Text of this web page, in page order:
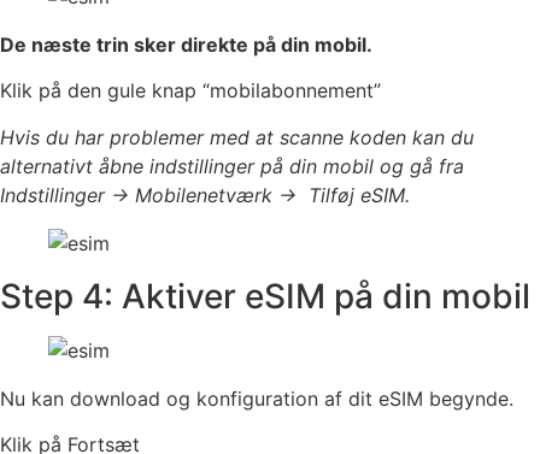
De næste trin sker direkte på din mobil.
Klik på den gule knap “mobilabonnement”
Hvis du har problemer med at scanne koden kan du
alternativt åbne indstillinger på din mobil og gå fra
Indstillinger -> Mobilenetværk -> Tilføj eSIM.
Step 4: Aktiver eSIM på din mobil
Nu kan download og konfiguration af dit eSIM begynde.
Klik på Fortsæt